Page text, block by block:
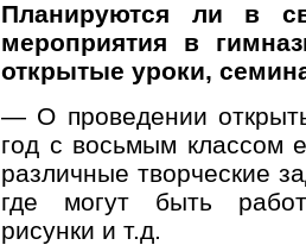
Планируются ли в
мероприятия в
открытые уроки,
— О проведении
год с восьмым классом
различные творческие
где могут быть
рисунки и т.д.